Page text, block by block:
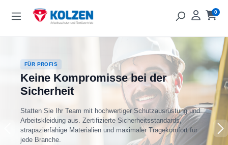
Zum Hauptinhalt springen 0
FÜR PROFIS
Keine Kompromisse bei der
Sicherheit
Statten Sie Ihr Team mit hochwertiger Schutzausrüstung und
Arbeitskleidung aus. Zertifizierte Sicherheitsstandards,
strapazierfähige Materialien und maximaler Tragekomfort für
jede Branche.